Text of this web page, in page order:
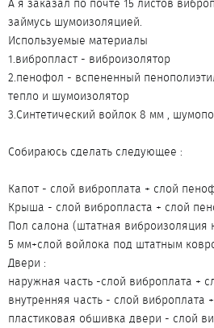
А я заказал по почте 15 листов
займусь шумоизоляцией.
Используемые материалы
1.вибропласт - виброизолятор
2.пенофол - вспененный
тепло и шумоизолятор
3.Синтетический войлок 8 мм ,
Собираюсь сделать следующее :
Капот - слой виброплата + слой
Крыша - слой вибропласта + слой
Пол салона (штатная
5 мм+слой войлока под штатным
Двери :
наружная часть -слой виброплата +
внутренняя часть - слой виброплата
пластиковая обшивка двери - слой